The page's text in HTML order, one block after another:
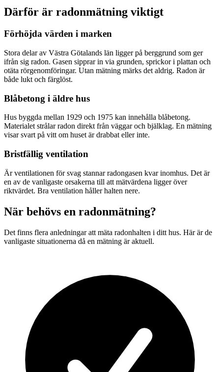
Därför är radonmätning viktigt
Förhöjda värden i marken
Stora delar av Västra Götalands län ligger på berggrund som ger
ifrån sig radon. Gasen sipprar in via grunden, sprickor i plattan och
otäta rörgenomföringar. Utan mätning märks det aldrig. Radon är
både lukt och färglöst.
Blåbetong i äldre hus
Hus byggda mellan 1929 och 1975 kan innehålla blåbetong.
Materialet strålar radon direkt från väggar och bjälklag. En mätning
visar svart på vitt om huset är drabbat eller inte.
Bristfällig ventilation
Är ventilationen för svag stannar radongasen kvar inomhus. Det är
en av de vanligaste orsakerna till att mätvärdena ligger över
riktvärdet. Bra ventilation håller halten nere.
När behövs en radonmätning?
Det finns flera anledningar att mäta radonhalten i ditt hus. Här är de
vanligaste situationerna då en mätning är aktuell.